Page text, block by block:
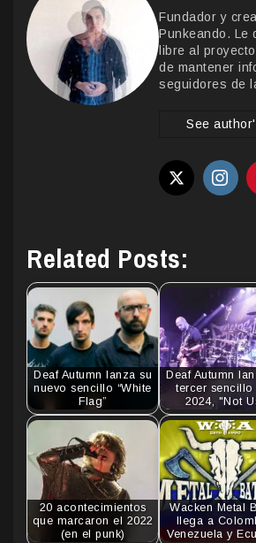
Fundador y
Punkeando. Le
libre al
de mantener
seguidores de
See
Related Posts:
Deaf Autumn lanza su
nuevo sencillo “White
Flag”
Deaf Autumn
tercer sencillo
2024, "Not
20 acontecimientos
que marcaron el 2022
(en el punk)
Wacken Metal
llega a
Venezuela y